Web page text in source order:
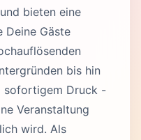
bieten eine
Deine Gäste
bis hin
sofortigem Druck -
Veranstaltung
wird. Als